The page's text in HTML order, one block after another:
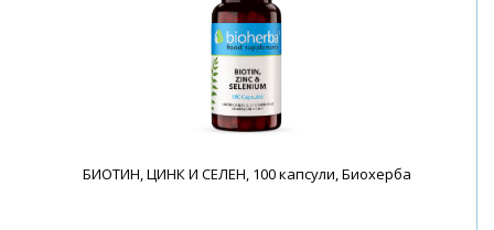
БИОТИН, ЦИНК И СЕЛЕН, 100 капсули, Биохерба